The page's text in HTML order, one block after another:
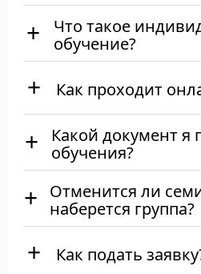
Что такое
обучение?
Как проходит
Какой документ я
обучения?
Отменится ли
наберется группа?
Как подать